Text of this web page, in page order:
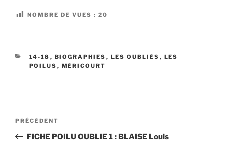
NOMBRE DE VUES : 20
CATÉGORIES
14-18 , BIOGRAPHIES , LES OUBLIÉS , LES
POILUS , MÉRICOURT
Navigation
l’article
Article
précédent
PRÉCÉDENT
FICHE POILU OUBLIE 1 : BLAISE Louis